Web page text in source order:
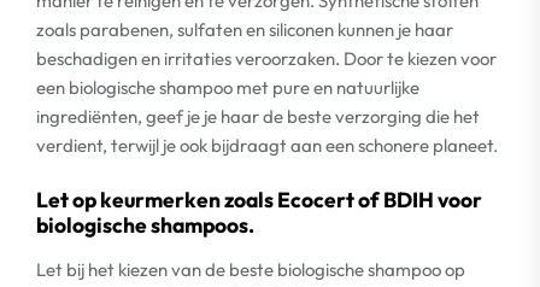
zoals parabenen, sulfaten en siliconen kunnen je haar
beschadigen en irritaties veroorzaken. Door te kiezen voor
een biologische shampoo met pure en natuurlijke
ingrediënten, geef je je haar de beste verzorging die het
verdient, terwijl je ook bijdraagt aan een schonere planeet.
Let op keurmerken zoals Ecocert of BDIH voor
biologische shampoos.
Let bij het kiezen van de beste biologische shampoo op